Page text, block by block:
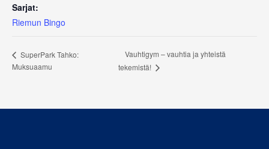
Sarjat:
Riemun Bingo
SuperPark Tahko:
Muksuaamu
Vauhtigym – vauhtia ja yhteistä
tekemistä!